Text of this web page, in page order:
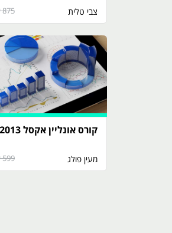
צבי טלית 875 ₪
קורס אונליין אקסל 2013 Excel
מעין פולג 599 ₪